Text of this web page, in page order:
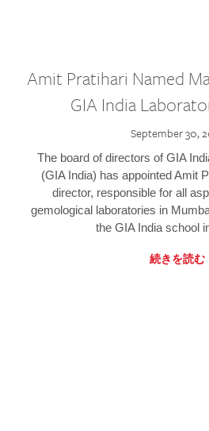
Amit Pratihari Named
GIA India
September 30,
The board of directors of GIA
(GIA India) has appointed Amit
director, responsible for all
gemological laboratories in
the GIA India school
続きを読む